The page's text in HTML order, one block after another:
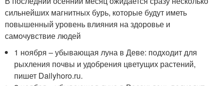
сильнейших магнитных бурь, которые будут иметь
повышенный уровень влияния на здоровье и
самочувствие людей
1 ноября – убывающая луна в Деве: подходит для
рыхления почвы и удобрения цветущих растений,
пишет Dailyhoro.ru.